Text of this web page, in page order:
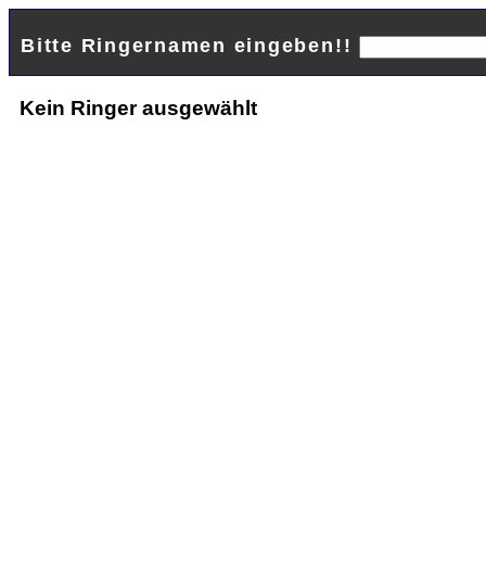
Bitte Ringernamen eingeben!!
Kein Ringer ausgewählt